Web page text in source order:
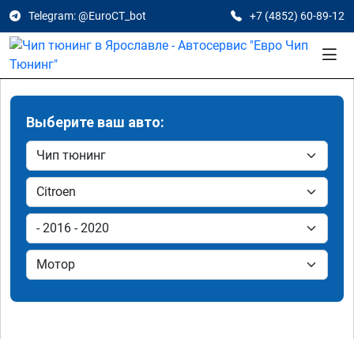
Telegram: @EuroCT_bot +7 (4852) 60-89-12
Выберите ваш авто: